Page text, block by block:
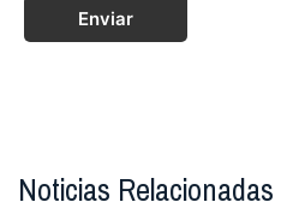
Enviar
Noticias Relacionadas